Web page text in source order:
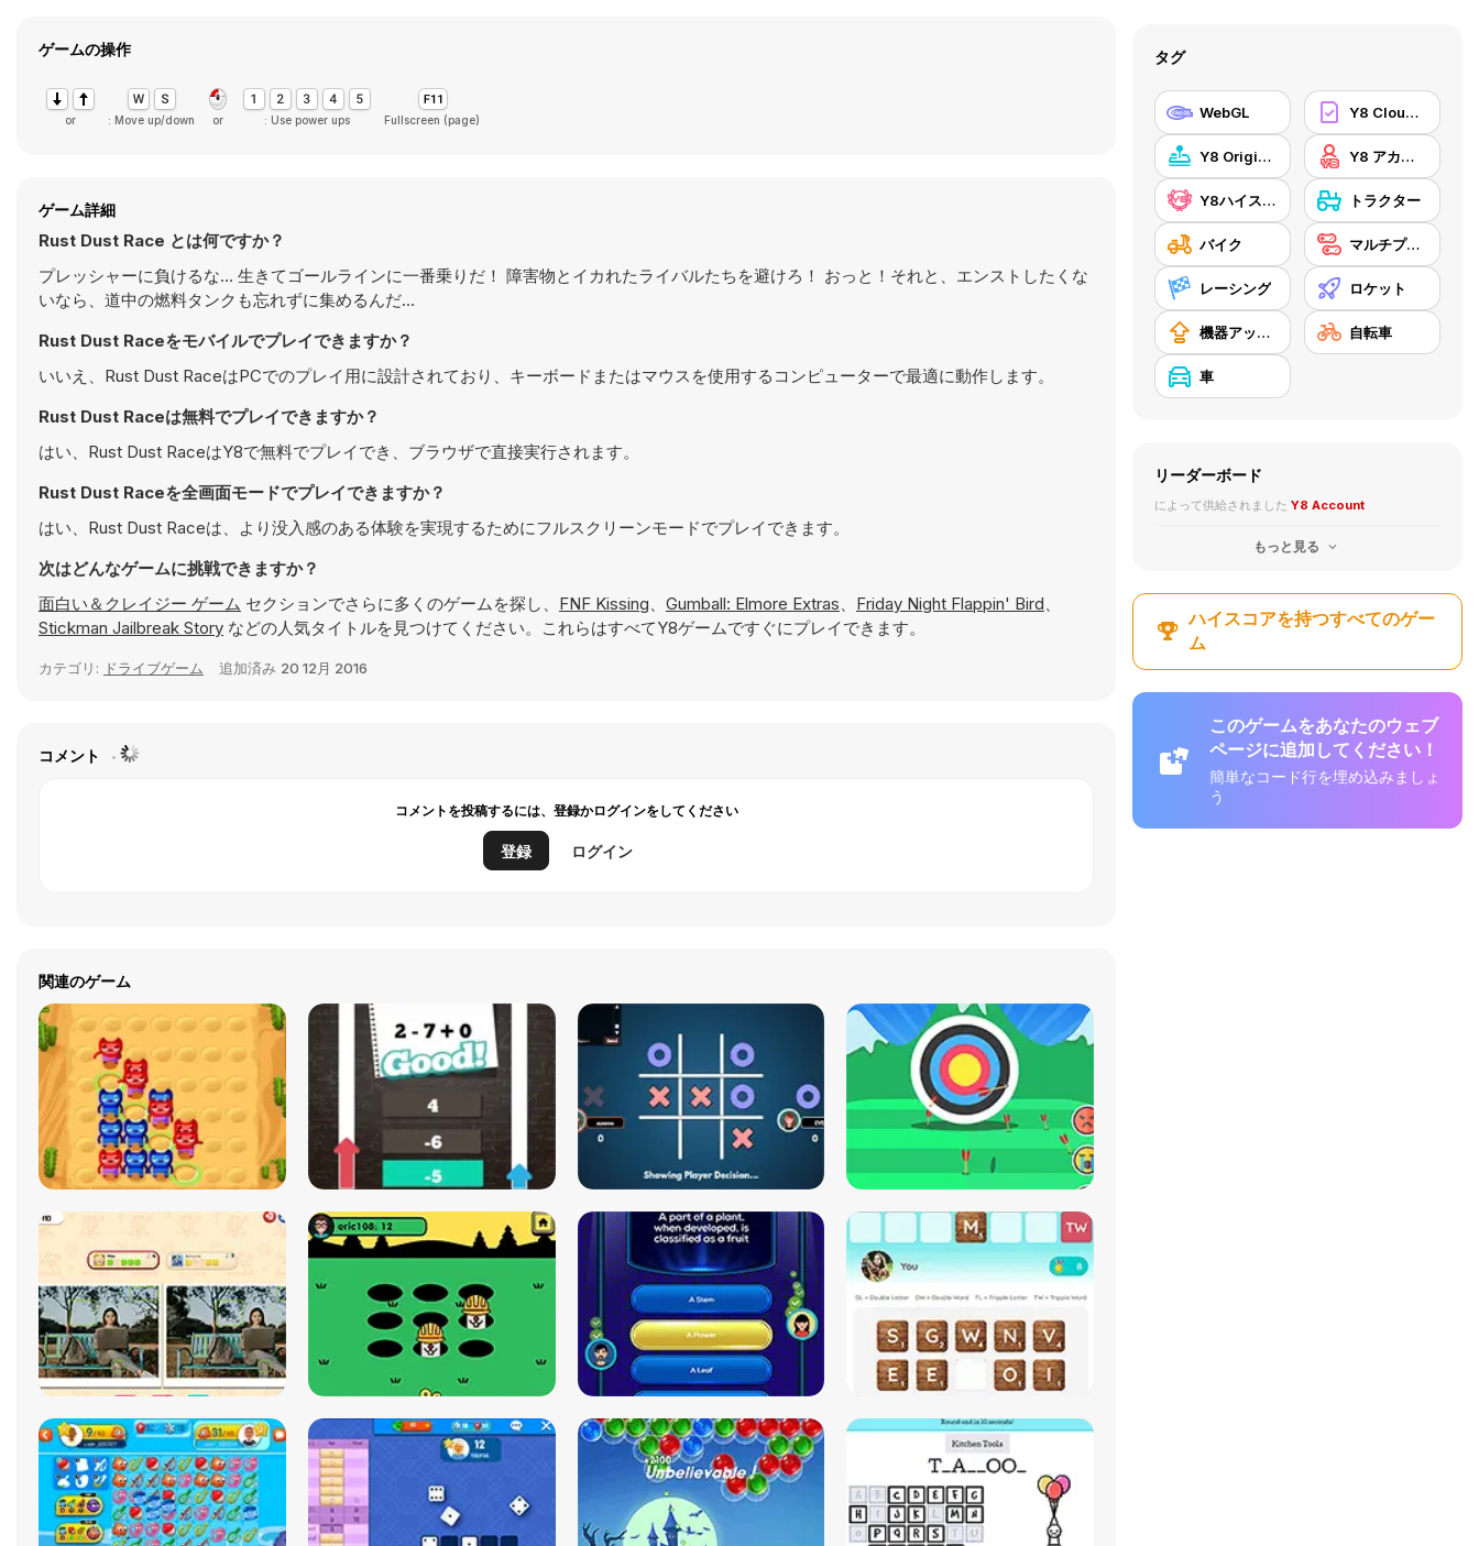
ゲームの操作
or : Move up/down or : Use power ups Fullscreen (page)
ゲーム詳細
Rust Dust Race とは何ですか？
プレッシャーに負けるな... 生きてゴールラインに一番乗りだ！ 障害物とイカれたライバルたちを避けろ！ おっと！それと、エンストしたくな
いなら、道中の燃料タンクも忘れずに集めるんだ...
Rust Dust Raceをモバイルでプレイできますか？
いいえ、Rust Dust RaceはPCでのプレイ用に設計されており、キーボードまたはマウスを使用するコンピューターで最適に動作します。
Rust Dust Raceは無料でプレイできますか？
はい、Rust Dust RaceはY8で無料でプレイでき、ブラウザで直接実行されます。
Rust Dust Raceを全画面モードでプレイできますか？
はい、Rust Dust Raceは、より没入感のある体験を実現するためにフルスクリーンモードでプレイできます。
次はどんなゲームに挑戦できますか？
面白い＆クレイジー ゲーム セクションでさらに多くのゲームを探し、 FNF Kissing、 Gumball: Elmore Extras、 Friday Night Flappin' Bird、
Stickman Jailbreak Story などの人気タイトルを見つけてください。これらはすべてY8ゲームですぐにプレイできます。
カテゴリ: ドライブゲーム 追加済み 20 12月 2016
コメント
コメントを投稿するには、登録かログインをしてください
登録 ログイン
関連のゲーム
タグ
WebGL Y8 Cloud Save
Y8 Originals Y8 アカウント
Y8ハイスコア トラクター
バイク マルチプレイヤー
レーシング ロケット
機器アップグレードの購入 自転車
車
リーダーボード
によって供給されました Y8 Account
もっと見る
ハイスコアを持つすべてのゲー
ム
このゲームをあなたのウェブ
ページに追加してください！
簡単なコード行を埋め込みましょ
う